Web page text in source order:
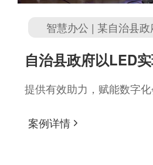
智慧办公 | 某自治县政
自治县政府以LED
级
提供有效助力，赋能数字化
案例详情